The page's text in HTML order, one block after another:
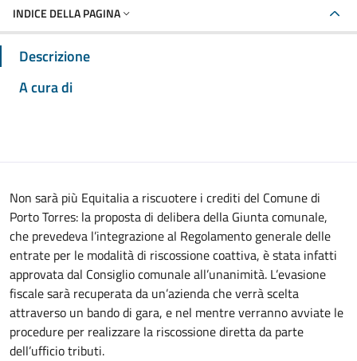
INDICE DELLA PAGINA
Descrizione
A cura di
Non sarà più Equitalia a riscuotere i crediti del Comune di
Porto Torres: la proposta di delibera della Giunta comunale,
che prevedeva l’integrazione al Regolamento generale delle
entrate per le modalità di riscossione coattiva, è stata infatti
approvata dal Consiglio comunale all’unanimità. L’evasione
fiscale sarà recuperata da un’azienda che verrà scelta
attraverso un bando di gara, e nel mentre verranno avviate le
procedure per realizzare la riscossione diretta da parte
dell’ufficio tributi.